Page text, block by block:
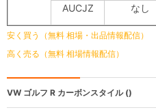
AUCJZ なし
安く買う（無料 相場・出品情報配信）
高く売る（無料 相場情報配信）
VW ゴルフ R カーボンスタイル ()